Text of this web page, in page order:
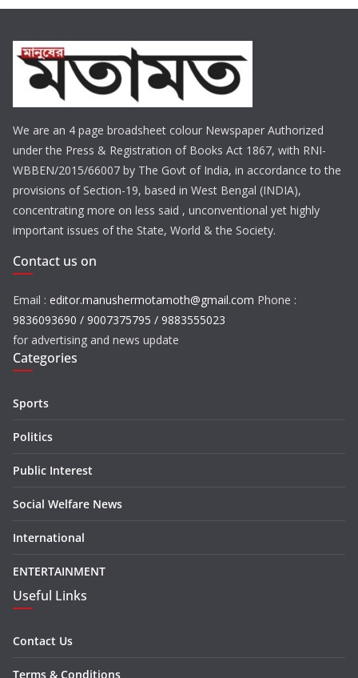
We are an 4 page broadsheet colour Newspaper Authorized
under the Press & Registration of Books Act 1867, with RNI-
WBBEN/2015/66007 by The Govt of India, in accordance to the
provisions of Section-19, based in West Bengal (INDIA),
concentrating more on less said , unconventional yet highly
important issues of the State, World & the Society.
Contact us on
Email : editor.manushermotamoth@gmail.com Phone :
9836093690 / 9007375795 / 9883555023
for advertising and news update
Categories
Sports
Politics
Public Interest
Social Welfare News
International
ENTERTAINMENT
Useful Links
Contact Us
Terms & Conditions